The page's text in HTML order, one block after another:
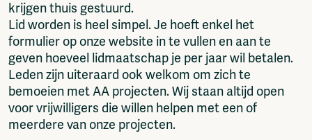
krijgen thuis gestuurd.
Lid worden is heel simpel. Je hoeft enkel het
formulier op onze website in te vullen en aan te
geven hoeveel lidmaatschap je per jaar wil betalen.
Leden zijn uiteraard ook welkom om zich te
bemoeien met AA projecten. Wij staan altijd open
voor vrijwilligers die willen helpen met een of
meerdere van onze projecten.